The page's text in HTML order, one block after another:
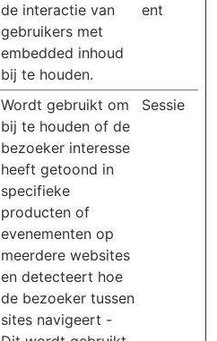
de interactie van
gebruikers met
embedded inhoud
bij te houden.
ent
Wordt gebruikt om
bij te houden of de
bezoeker interesse
heeft getoond in
specifieke
producten of
evenementen op
meerdere websites
en detecteert hoe
de bezoeker tussen
sites navigeert -
Sessie